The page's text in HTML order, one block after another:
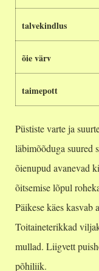
talvekindlus
õie värv
taimepott
Püstiste varte ja
läbimõõduga suured
õienupud avanevad
õitsemise lõpul
Päikese käes kasvab
Toitaineterikkad
mullad. Liigvett
põhiliik.